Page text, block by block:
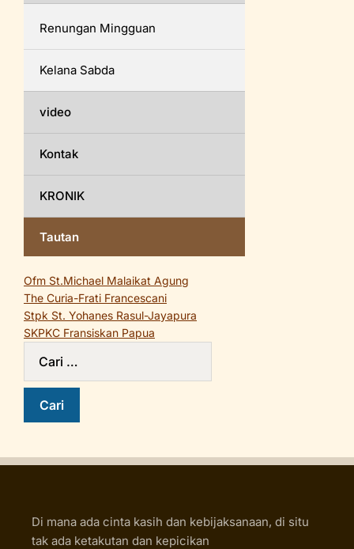
Renungan Mingguan
Kelana Sabda
video
Kontak
KRONIK
Tautan
Ofm St.Michael Malaikat Agung
The Curia-Frati Francescani
Stpk St. Yohanes Rasul-Jayapura
SKPKC Fransiskan Papua
Di mana ada cinta kasih dan kebijaksanaan, di situ
tak ada ketakutan dan kepicikan